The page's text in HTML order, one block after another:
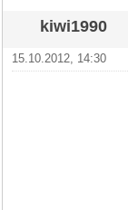
kiwi1990
15.10.2012, 14:30